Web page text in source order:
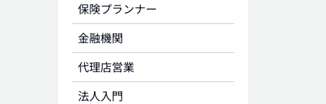
保険プランナー
金融機関
代理店営業
法人入門